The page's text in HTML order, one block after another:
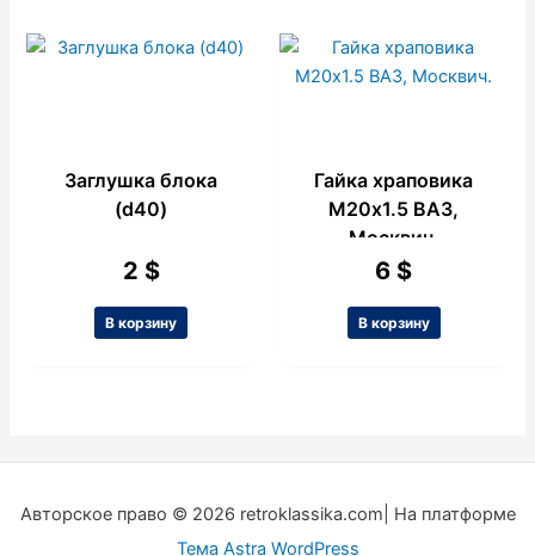
Заглушка блока
(d40)
2 $
В корзину
Гайка храповика
М20х1.5 ВАЗ,
Москвич.
6 $
В корзину
Авторское право © 2026 retroklassika.com| На платформе
Тема Astra WordPress